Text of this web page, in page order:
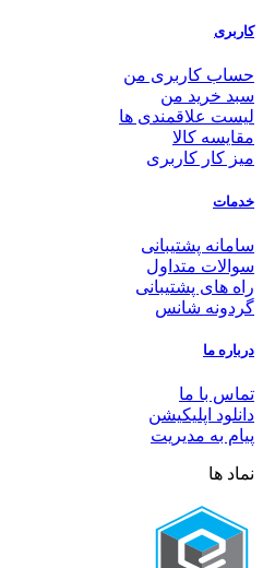
کاربری
حساب کاربری من
سبد خرید من
لیست علاقمندی ها
مقایسه کالا
میز کار کاربری
خدمات
سامانه پشتیبانی
سوالات متداول
راه های پشتیبانی
گردونه شانس
درباره ما
تماس با ما
دانلود اپلیکیشن
پیام به مدیریت
نماد ها